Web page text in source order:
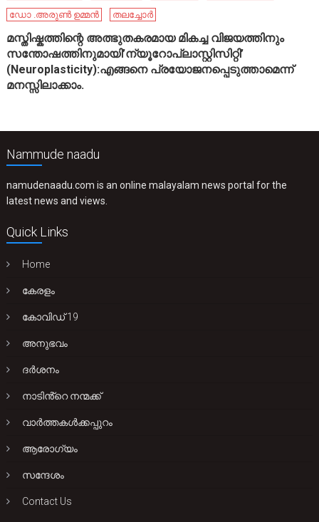
ഡോ .അരുൺ ഉമ്മൻ
തലച്ചോർ
മസ്തിഷ്കത്തിന്റെ അത്ഭുതകരമായ മികച്ച വിജയത്തിനും
സന്തോഷത്തിനുമായി’ന്യൂറോപ്ലാസ്റ്റിസിറ്റി’
(Neuroplasticity):എങ്ങനെ പ്രയോജനപ്പെടുത്താമെന്ന്
മനസ്സിലാക്കാം.
Nammude naadu
namudenaadu.com is an online malayalam news portal for the
latest news and views.
Quick Links
Home
കേരളം
കോവിഡ് 19
അനുഭവം
ദർശനം
നാടിൻ്റെ നന്മക്ക്
വാർത്തകൾക്കപ്പുറം
ആരോഗ്യം
സന്ദേശം
Contact Us